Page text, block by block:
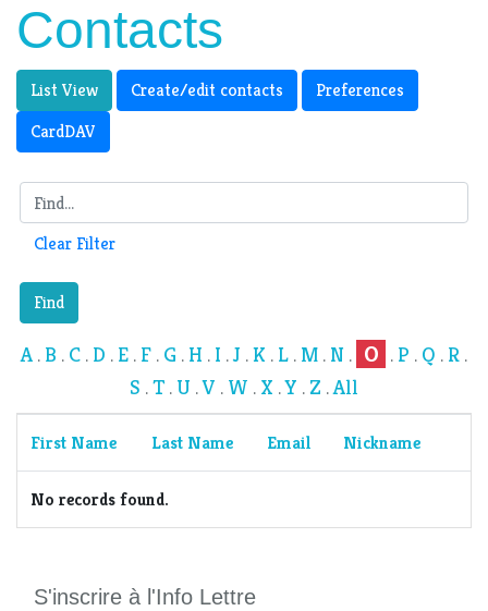
Contacts
List View Create/edit contacts
Preferences
CardDAV
Clear Filter
Find
A . B . C . D . E . F . G . H . I .J .K . L . M . N . O . P . Q . R.
S .T . U .V . W . X .Y .Z .All
First Name Last Name Email Nickname
No records found.
S'inscrire à l'Info Lettre